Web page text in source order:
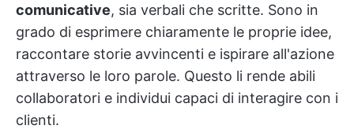
comunicative, sia verbali che scritte. Sono in
grado di esprimere chiaramente le proprie idee,
raccontare storie avvincenti e ispirare all'azione
attraverso le loro parole. Questo li rende abili
collaboratori e individui capaci di interagire con i
clienti.